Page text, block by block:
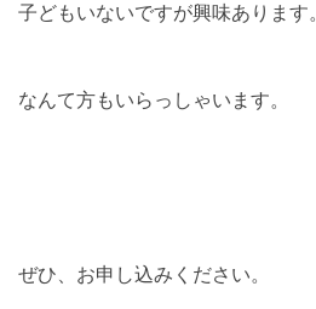
子どもいないですが興味あります。
なんて方もいらっしゃいます。
ぜひ、お申し込みください。